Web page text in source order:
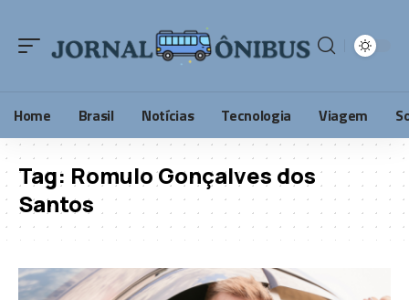
Home Brasil Notícias Tecnologia Viagem
Tag: Romulo Gonçalves dos
Santos